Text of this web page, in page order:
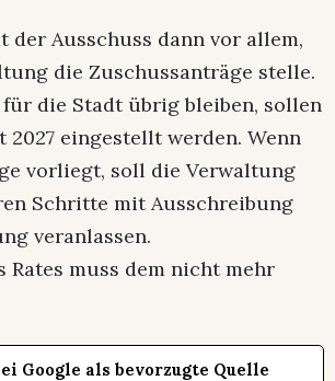
der Ausschuss dann vor allem,
die Zuschussanträge stelle.
für die Stadt übrig bleiben, sollen
2027 eingestellt werden. Wenn
vorliegt, soll die Verwaltung
Schritte mit Ausschreibung
veranlassen.
Rates muss dem nicht mehr
Google als bevorzugte Quelle